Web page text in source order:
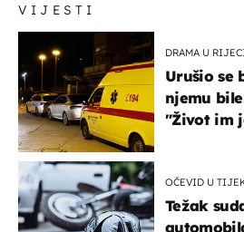
VIJESTI
DRAMA U
Urušio se
njemu
"Život im
OČEVID U
Težak